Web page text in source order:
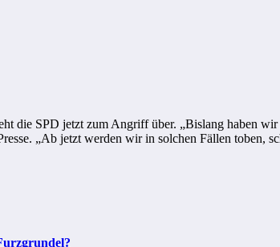
die SPD jetzt zum Angriff über. „Bislang haben
„Ab jetzt werden wir in solchen Fällen toben,